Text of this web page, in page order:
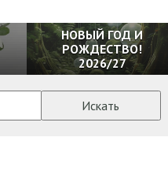
НОВЫЙ ГОД И
РОЖДЕСТВО!
2026/27
Искать